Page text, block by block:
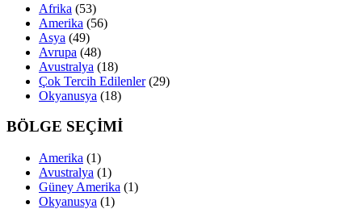
Afrika (53)
Amerika (56)
Asya (49)
Avrupa (48)
Avustralya (18)
Çok Tercih Edilenler (29)
Okyanusya (18)
BÖLGE SEÇİMİ
Amerika (1)
Avustralya (1)
Güney Amerika (1)
Okyanusya (1)